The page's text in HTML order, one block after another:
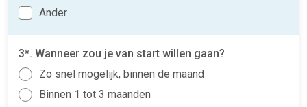
Ander
3*. Wanneer zou je van start willen gaan?
Zo snel mogelijk, binnen de maand
Binnen 1 tot 3 maanden